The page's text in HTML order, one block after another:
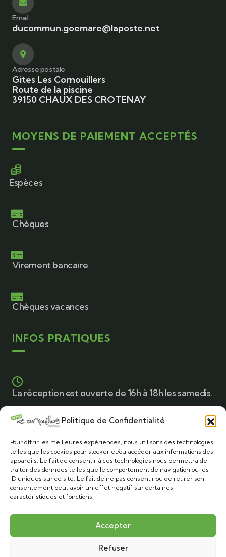
Politique de Confidentialité
Pour offrir les meilleures expériences, nous utilisons des technologies
telles que les cookies pour stocker et/ou accéder aux informations des
appareils. Le fait de consentir à ces technologies nous permettra de
traiter des données telles que le comportement de navigation ou les
ID uniques sur ce site. Le fait de ne pas consentir ou de retirer son
consentement peut avoir un effet négatif sur certaines
caractéristiques et fonctions.
Accepter
Refuser
Email
ducommun.goemare@laposte.net
Adresse postale
Gites Les Cornouillers
Route de la piscine
39150 CHAUX DES CROTENAY
MOYENS DE PAIEMENT ACCEPTÉS
Espèces
Chèques
Virement bancaire
Chèques vacances
INFOS PRATIQUES
La réception est ouverte de 16h à 18h les samedis.
mètres. (Au centre du village)
Plusieurs supermarchés dans la ville de
Champagnole
Les animaux sont autorisés